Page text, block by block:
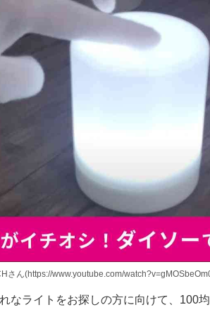
さん(https://www.youtube.com/
なライトをお探しの方に向けて、100